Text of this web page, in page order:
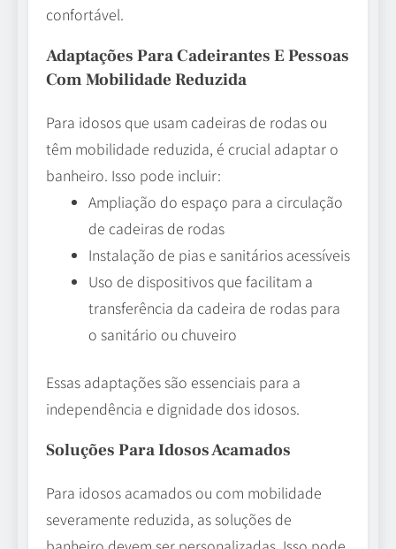
confortável.
Adaptações Para Cadeirantes E Pessoas
Com Mobilidade Reduzida
Para idosos que usam cadeiras de rodas ou
têm mobilidade reduzida, é crucial adaptar o
banheiro. Isso pode incluir:
Ampliação do espaço para a circulação
de cadeiras de rodas
Instalação de pias e sanitários acessíveis
Uso de dispositivos que facilitam a
transferência da cadeira de rodas para
o sanitário ou chuveiro
Essas adaptações são essenciais para a
independência e dignidade dos idosos.
Soluções Para Idosos Acamados
Para idosos acamados ou com mobilidade
severamente reduzida, as soluções de